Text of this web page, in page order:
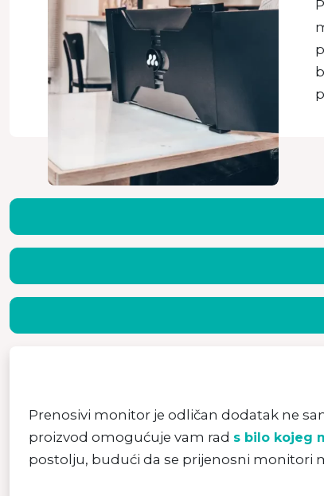
Prenosivi monitor je odličan dodatak ne
proizvod omogućuje vam rad s bilo kojeg
postolju, budući da se prijenosni monitori